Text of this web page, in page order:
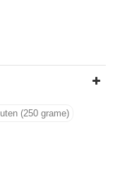
(250 grame)